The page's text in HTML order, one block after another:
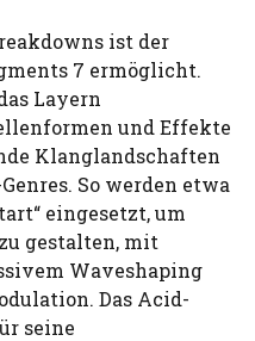
ist der
7 ermöglicht.
Layern
und Effekte
Klanglandschaften
So werden etwa
eingesetzt, um
gestalten, mit
Waveshaping
Das Acid-
seine